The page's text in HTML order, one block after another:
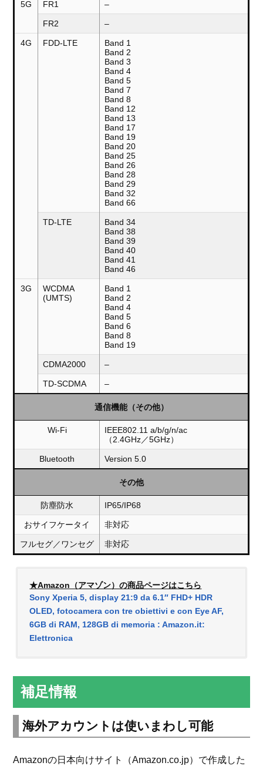
5G FR1 –
FR2 –
4G FDD-LTE
Band 1
Band 2
Band 3
Band 4
Band 5
Band 7
Band 8
Band 12
Band 13
Band 17
Band 19
Band 20
Band 25
Band 26
Band 28
Band 29
Band 32
Band 66
TD-LTE
Band 34
Band 38
Band 39
Band 40
Band 41
Band 46
3G
WCDMA
(UMTS)
Band 1
Band 2
Band 4
Band 5
Band 6
Band 8
Band 19
CDMA2000 –
TD-SCDMA –
通信機能（その他）
Wi-Fi
IEEE802.11 a/b/g/n/ac
（2.4GHz／5GHz）
Bluetooth Version 5.0
その他
防塵防水 IP65/IP68
おサイフケータイ 非対応
フルセグ／ワンセグ 非対応
★Amazon（アマゾン）の商品ページはこちら
Sony Xperia 5, display 21:9 da 6.1″ FHD+ HDR
OLED, fotocamera con tre obiettivi e con Eye AF,
6GB di RAM, 128GB di memoria : Amazon.it:
Elettronica
補足情報
海外アカウントは使いまわし可能
Amazonの日本向けサイト（Amazon.co.jp）で作成した